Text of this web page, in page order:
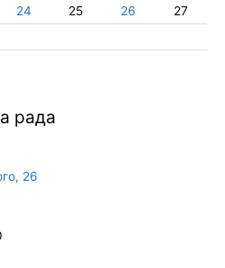
24 25 26
27
рада
26